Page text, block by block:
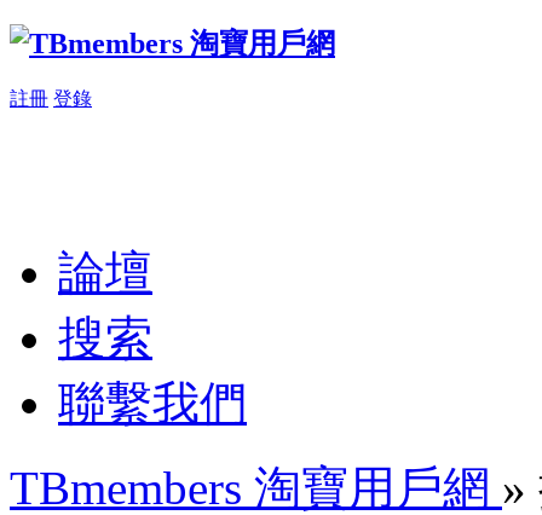
註冊 登錄
論壇
搜索
聯繫我們
TBmembers 淘寶用戶網 »